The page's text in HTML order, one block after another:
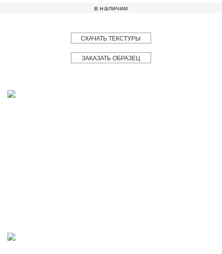
в наличии
СКАЧАТЬ ТЕКСТУРЫ
ЗАКАЗАТЬ ОБРАЗЕЦ